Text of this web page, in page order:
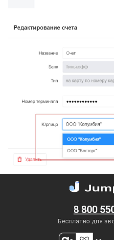
8 800
Бесплатно для